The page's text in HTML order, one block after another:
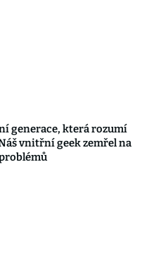
generace, která rozumí
vnitřní geek zemřel na